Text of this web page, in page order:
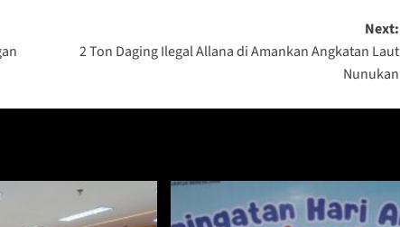
Next:
2 Ton Daging Ilegal Allana di Amankan Angkatan Laut
Nunukan